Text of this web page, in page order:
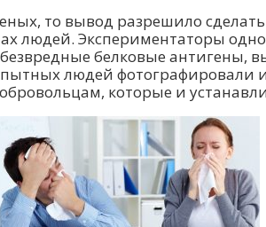
то вывод разрешило
людей. Экспериментаторы
белковые
людей фотографировали
которые и